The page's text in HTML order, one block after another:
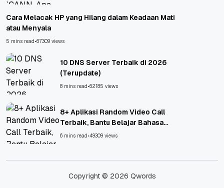
Cara Melacak HP yang Hilang dalam Keadaan Mati
atau Menyala
5 mins read•67309 views
10 DNS Server Terbaik di 2026
(Terupdate)
8 mins read•62185 views
8+ Aplikasi Random Video Call
Terbaik, Bantu Belajar Bahasa
Asing!
6 mins read•49309 views
Copyright © 2026 Qwords